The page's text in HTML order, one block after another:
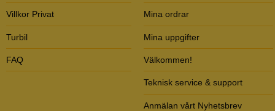
Villkor Privat
Turbil
FAQ
Mina ordrar
Mina uppgifter
Välkommen!
Teknisk service & support
Anmälan vårt Nyhetsbrev